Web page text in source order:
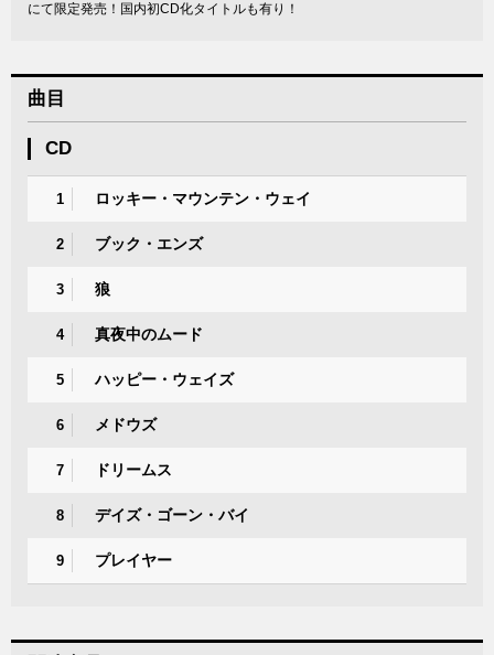
にて限定発売！国内初CD化タイトルも有り！
曲目
CD
1 ロッキー・マウンテン・ウェイ
2 ブック・エンズ
3 狼
4 真夜中のムード
5 ハッピー・ウェイズ
6 メドウズ
7 ドリームス
8 デイズ・ゴーン・バイ
9 プレイヤー